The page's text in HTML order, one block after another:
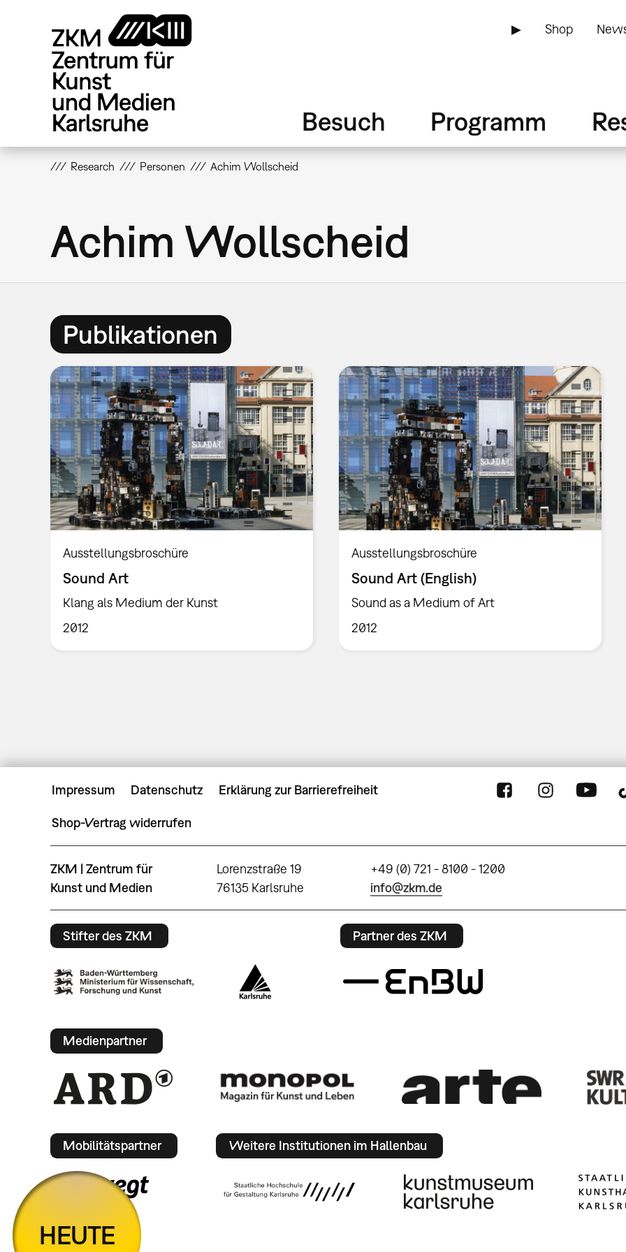
▶ Shop
Besuch Programm
Research Personen Achim Wollscheid
Achim Wollscheid
Publikationen
Ausstellungsbroschüre
Sound Art
Klang als Medium der Kunst
2012
Ausstellungsbroschüre
Sound Art (English)
Sound as a Medium of Art
2012
Impressum Datenschutz Erklärung zur Barrierefreiheit
Shop-Vertrag widerrufen
ZKM | Zentrum für
Kunst und Medien
Lorenzstraße 19
76135 Karlsruhe
+49 (0) 721 - 8100 - 1200
info@zkm.de
Stifter des ZKM Partner des ZKM
Medienpartner
Mobilitätspartner Weitere Institutionen im Hallenbau
HEUTE